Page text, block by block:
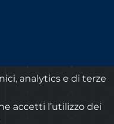
analytics e di terze
accetti l’utilizzo dei